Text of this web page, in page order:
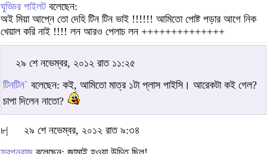
ঘুড্ডির পাইলটবলেছেন:
অই মিয়া আপ্নে তো দেহি টিন টিন ভাই !!!!!! আমিতো পোষ্ট পড়ার আগে নিক
খেয়াল করি নাই !!!! লন আরও পেলাচ লন ++++++++++++++
২৯ শে নভেম্বর, ২০১২ রাত ১১:২৫
টিনটিন` বলেছেন: কই, আমিতো মাত্র ১টা প্লাস পাইসি। আরেকটা কই গেল?
চাপা দিলেন নাতো?
৮|
২৯ শে নভেম্বর, ২০১২ রাত ৯:৩৪